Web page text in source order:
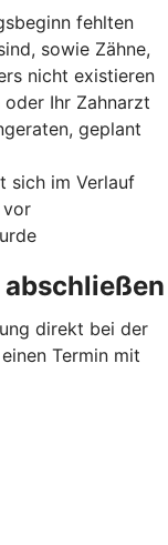
fehlten
sowie Zähne,
nicht existieren
oder Ihr Zahnarzt
geplant
sich im Verlauf
vor
direkt bei der
Termin mit